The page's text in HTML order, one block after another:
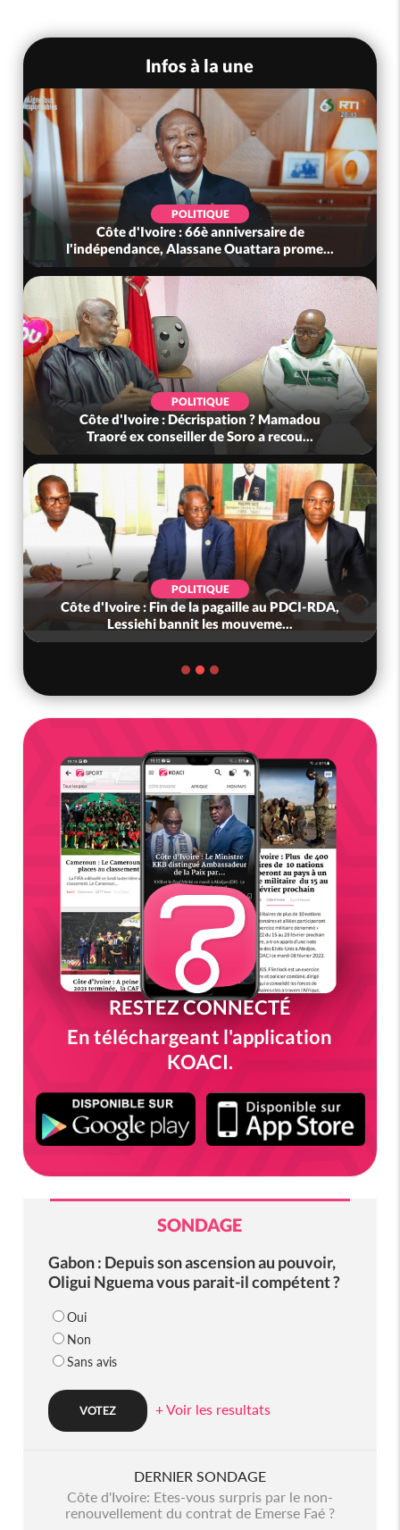
Infos à la une
POLITIQUE
Côte d'Ivoire : 66è anniversaire de
l'indépendance, Alassane Ouattara prome...
POLITIQUE
Côte d'Ivoire : Décrispation ? Mamadou
Traoré ex conseiller de Soro a recou...
POLITIQUE
Côte d'Ivoire : Fin de la pagaille au PDCI-RDA,
Lessiehi bannit les mouveme...
RESTEZ CONNECTÉ
En téléchargeant l'application
KOACI.
SONDAGE
Gabon : Depuis son ascension au pouvoir,
Oligui Nguema vous parait-il compétent ?
Oui
Non
Sans avis
+ Voir les resultats
DERNIER SONDAGE
Côte d'Ivoire: Etes-vous surpris par le non-
renouvellement du contrat de Emerse Faé ?